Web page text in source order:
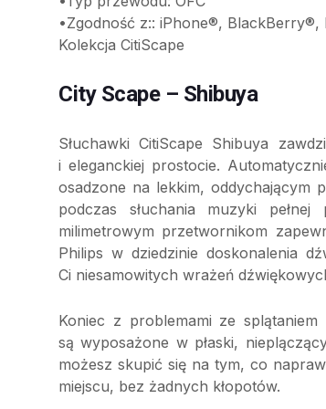
•Zgodność z:: iPhone®,
Kolekcja CitiScape
City Scape – Shibuya
Słuchawki CitiScape Shibuya
i eleganckiej prostocie.
osadzone na lekkim, oddychającym
podczas słuchania muzyki
milimetrowym przetwornikom
Philips w dziedzinie doskonalenia
Ci niesamowitych wrażeń
Koniec z problemami ze
są wyposażone w płaski,
możesz skupić się na tym, co
miejscu, bez żadnych kłopotów.